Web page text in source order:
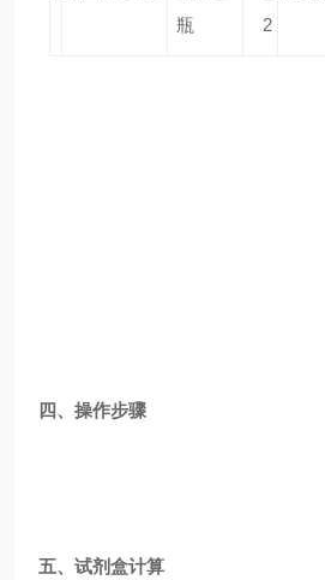
瓶
2
四、操作步骤
五、试剂盒计算